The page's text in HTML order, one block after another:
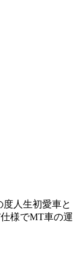
度人生初愛車と
様でMT車の運